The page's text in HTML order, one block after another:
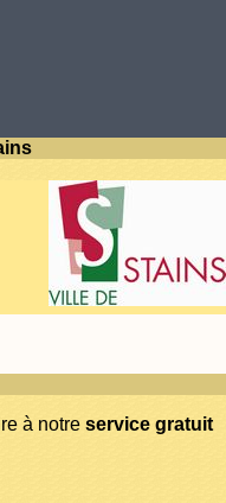
à notre service gratuit